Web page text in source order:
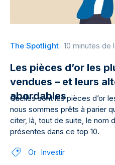
The Spotlight 10 minutes de
Les pièces d’or les
vendues – et leurs
abordables
Quelles sont les pièces d’or
nous sommes prêts à parier
citer, là, tout de suite, le nom
présentes dans ce top 10.
Or Investir